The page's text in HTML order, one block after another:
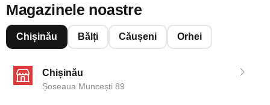
Magazinele noastre
Chișinău Bălți Căușeni Orhei
Chișinău
Șoseaua Muncești 89